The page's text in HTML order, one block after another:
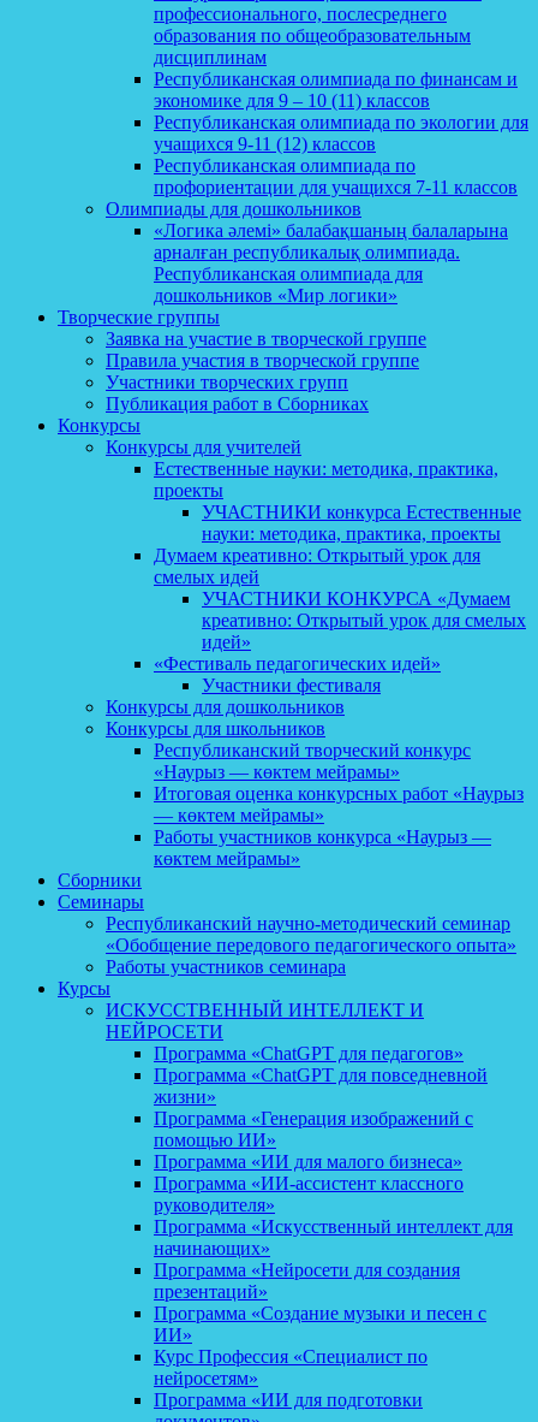
профессионального, послесреднего
образования по общеобразовательным
дисциплинам
Республиканская олимпиада по финансам и
экономике для 9 – 10 (11) классов
Республиканская олимпиада по экологии для
учащихся 9-11 (12) классов
Республиканская олимпиада по
профориентации для учащихся 7-11 классов
Олимпиады для дошкольников
«Логика әлемі» балабақшаның балаларына
арналған республикалық олимпиада.
Республиканская олимпиада для
дошкольников «Мир логики»
Творческие группы
Заявка на участие в творческой группе
Правила участия в творческой группе
Участники творческих групп
Публикация работ в Сборниках
Конкурсы
Конкурсы для учителей
Естественные науки: методика, практика,
проекты
УЧАСТНИКИ конкурса Естественные
науки: методика, практика, проекты
Думаем креативно: Открытый урок для
смелых идей
УЧАСТНИКИ КОНКУРСА «Думаем
креативно: Открытый урок для смелых
идей»
«Фестиваль педагогических идей»
Участники фестиваля
Конкурсы для дошкольников
Конкурсы для школьников
Республиканский творческий конкурс
«Наурыз — көктем мейрамы»
Итоговая оценка конкурсных работ «Наурыз
— көктем мейрамы»
Работы участников конкурса «Наурыз —
көктем мейрамы»
Сборники
Семинары
Республиканский научно-методический семинар
«Обобщение передового педагогического опыта»
Работы участников семинара
Курсы
ИСКУССТВЕННЫЙ ИНТЕЛЛЕКТ И
НЕЙРОСЕТИ
Программа «ChatGPT для педагогов»
Программа «ChatGPT для повседневной
жизни»
Программа «Генерация изображений с
помощью ИИ»
Программа «ИИ для малого бизнеса»
Программа «ИИ-ассистент классного
руководителя»
Программа «Искусственный интеллект для
начинающих»
Программа «Нейросети для создания
презентаций»
Программа «Создание музыки и песен с
ИИ»
Курс Профессия «Специалист по
нейросетям»
Программа «ИИ для подготовки